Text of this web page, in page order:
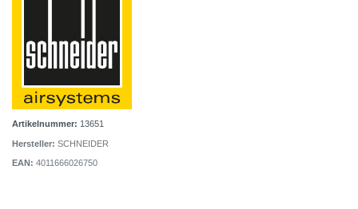
Artikelnummer: 13651
Hersteller: SCHNEIDER
EAN: 4011666026750